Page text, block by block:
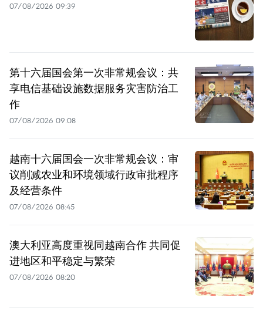
07/08/2026 09:39
第十六届国会第一次非常规会议：共
享电信基础设施数据服务灾害防治工
作
07/08/2026 09:08
越南十六届国会一次非常规会议：审
议削减农业和环境领域行政审批程序
及经营条件
07/08/2026 08:45
澳大利亚高度重视同越南合作 共同促
进地区和平稳定与繁荣
07/08/2026 08:20